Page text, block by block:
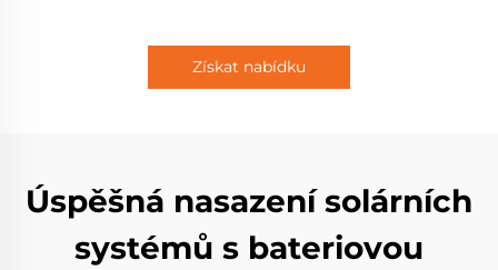
Získat nabídku
Úspěšná nasazení solárních
systémů s bateriovou